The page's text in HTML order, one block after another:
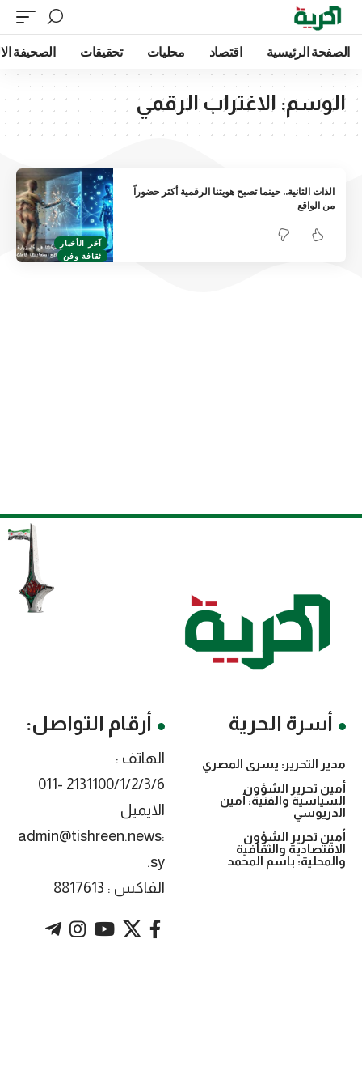
الصفحة الرئيسية اقتصاد محليات تحقيقات الصحيفة
الوسم: الاغتراب الرقمي
آخر الأخبار
ثقافة وفن
الذات الثانية.. حينما تصبح هويتنا الرقمية أكثر حضوراً
من الواقع
أسرة الحرية
مدير التحرير: يسرى المصري
أمين تحرير الشؤون
السياسية والفنية: أمين
الدريوسي
أمين تحرير الشؤون
الاقتصادية والثقافية
والمحلية: باسم المحمد
أرقام التواصل:
الهاتف :
2131100/1/2/3/6 -011
الايميل
:admin@tishreen.news
.sy
الفاكس : 8817613